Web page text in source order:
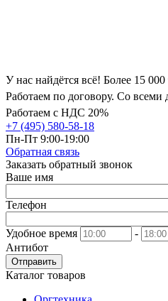
У нас найдётся всё! Более 15 000
Работаем по договору. Со всеми
Работаем с НДС 20%
+7 (495) 580-58-18
Пн-Пт 9:00-19:00
Обратная связь
Заказать обратный звонок
Ваше имя
Телефон
Удобное время
-
Антибот
Отправить
Каталог товаров